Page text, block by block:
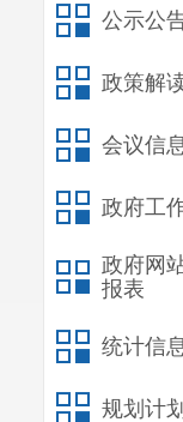
公示公
政策解
会议信
政府工
政府网
报表
统计信
规划计划